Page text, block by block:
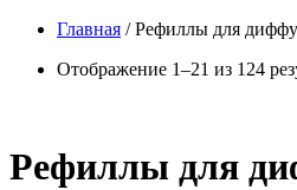
Главная /Рефиллы для
Отображение 1–21 из 124
Рефиллы для